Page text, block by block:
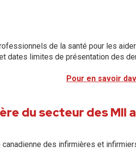
de la santé pour les
dates limites de présentation des
Pour en savoir
du secteur des MII
des infirmières et